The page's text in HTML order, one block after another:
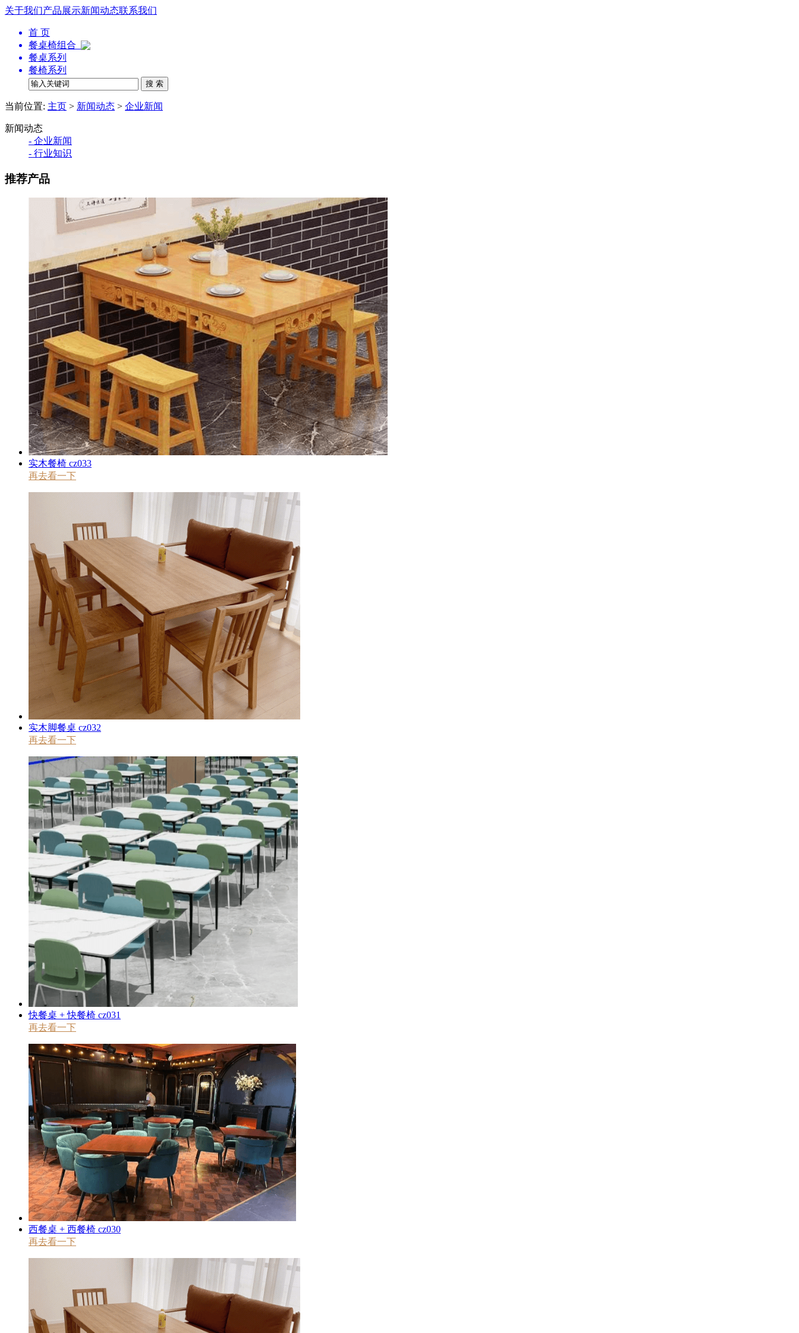
关于我们产品展示新闻动态联系我们
首 页
餐桌椅组合
餐桌系列
餐椅系列
当前位置: 主页 > 新闻动态 > 企业新闻
新闻动态
- 企业新闻
- 行业知识
推荐产品
实木餐椅 cz033
再去看一下
实木脚餐桌 cz032
再去看一下
快餐桌 + 快餐椅 cz031
再去看一下
西餐桌 + 西餐椅 cz030
再去看一下